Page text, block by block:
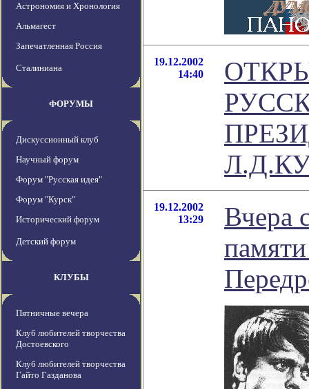
Астрономия и Хронология
Альмагест
Запечатленная Россия
Сталиниана
ФОРУМЫ
Дискуссионный клуб
Научный форум
Форум "Русская идея"
Форум "Курск"
Исторический форум
Детский форум
КЛУБЫ
Пятничные вечера
Клуб любителей творчества
Достоевского
Клуб любителей творчества
Гайто Газданова
19.12.2002
14:40
19.12.2002
13:29
Вчера